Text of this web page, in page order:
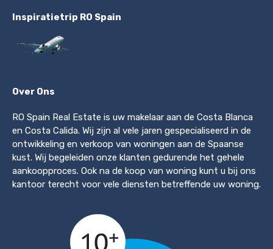
Inspiratietrip RO Spain
Over Ons
RO Spain Real Estate is uw makelaar aan de Costa Blanca
en Costa Calida. Wij zijn al vele jaren gespecialiseerd in de
ontwikkeling en verkoop van woningen aan de Spaanse
kust. Wij begeleiden onze klanten gedurende het gehele
aankoopproces. Ook na de koop van woning kunt u bij ons
kantoor terecht voor vele diensten betreffende uw woning.